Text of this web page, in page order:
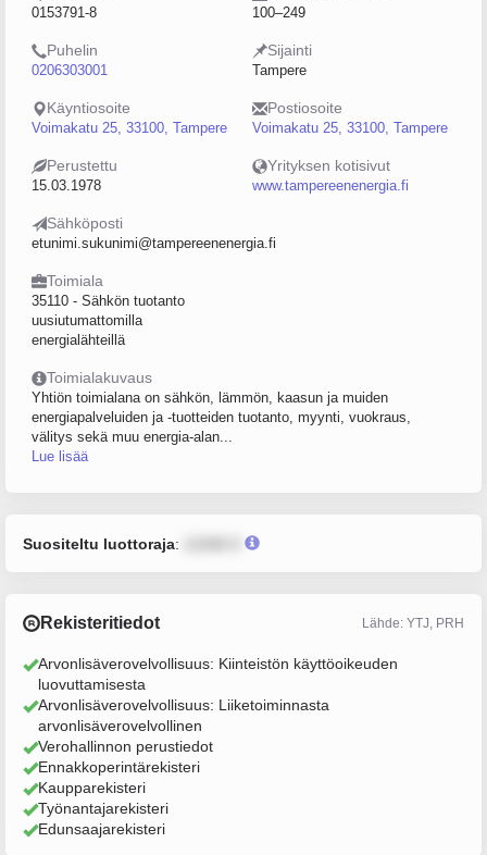
0153791-8 100–249
Puhelin
0206303001
Sijainti
Tampere
Käyntiosoite
Voimakatu 25, 33100, Tampere
Postiosoite
Voimakatu 25, 33100, Tampere
Perustettu
15.03.1978
Yrityksen kotisivut
www.tampereenenergia.fi
Sähköposti
etunimi.sukunimi@tampereenenergia.fi
Toimiala
35110 - Sähkön tuotanto
uusiutumattomilla
energialähteillä
Toimialakuvaus
Yhtiön toimialana on sähkön, lämmön, kaasun ja muiden
energiapalveluiden ja -tuotteiden tuotanto, myynti, vuokraus,
välitys sekä muu energia-alan...
Lue lisää
Suositeltu luottoraja:
Rekisteritiedot Lähde: YTJ, PRH
Arvonlisäverovelvollisuus: Kiinteistön käyttöoikeuden
luovuttamisesta
Arvonlisäverovelvollisuus: Liiketoiminnasta
arvonlisäverovelvollinen
Verohallinnon perustiedot
Ennakkoperintärekisteri
Kaupparekisteri
Työnantajarekisteri
Edunsaajarekisteri